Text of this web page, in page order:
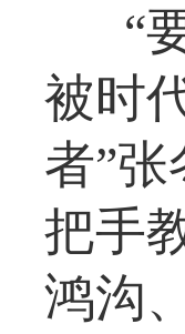
“
被时
者”
把手
鸿沟